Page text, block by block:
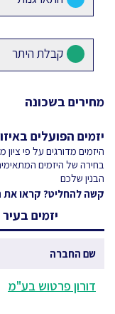
קבלת היתר
מחירים בשכונה
יזמים הפועלים
היזמים מדורגים על פי
בחירה של היזמים
הבנין שלכם
קשה להחליט? קראו את
יזמים בעיר
שם החברה
דורון פרטוש בע"מ